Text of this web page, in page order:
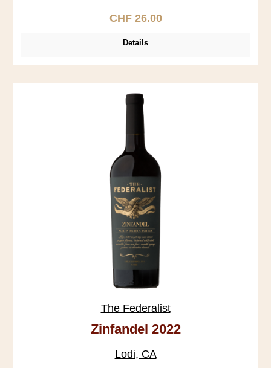
Oakley Vineyard war wegen seiner Sandigkeit noch nie von
Phylloxera befallen. Die Tannine sind extra soft. Der Wein
Aromen vermengen sich mit Kaffee und Schoko – gäbe es
Regulärer Preis:
CHF 26.00
Details
The Federalist
Zinfandel 2022
Lodi, CA